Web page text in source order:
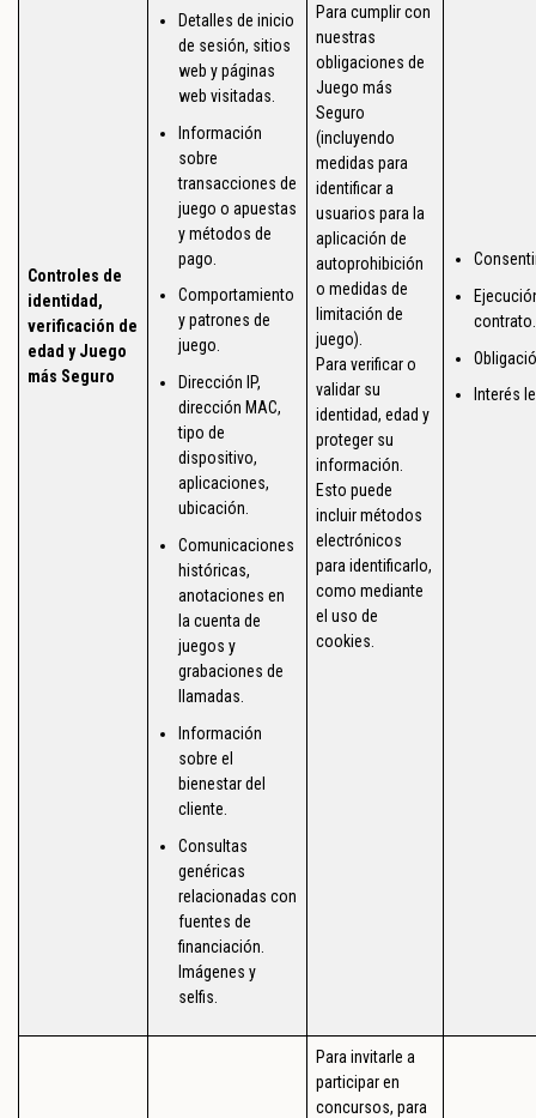
Controles de
identidad,
verificación de
edad y Juego
más Seguro
Detalles de inicio
de sesión, sitios
web y páginas
web visitadas.
Información
sobre
transacciones de
juego o apuestas
y métodos de
pago.
Comportamiento
y patrones de
juego.
Dirección IP,
dirección MAC,
tipo de
dispositivo,
aplicaciones,
ubicación.
Comunicaciones
históricas,
anotaciones en
la cuenta de
juegos y
grabaciones de
llamadas.
Información
sobre el
bienestar del
cliente.
Consultas
genéricas
relacionadas con
fuentes de
financiación.
Imágenes y
selfis.
Para cumplir con
nuestras
obligaciones de
Juego más
Seguro
(incluyendo
medidas para
identificar a
usuarios para la
aplicación de
autoprohibición
o medidas de
limitación de
juego).
Para verificar o
validar su
identidad, edad y
proteger su
información.
Esto puede
incluir métodos
electrónicos
para identificarlo,
como mediante
el uso de
cookies.
contrato.
Interés
Para invitarle a
participar en
concursos, para